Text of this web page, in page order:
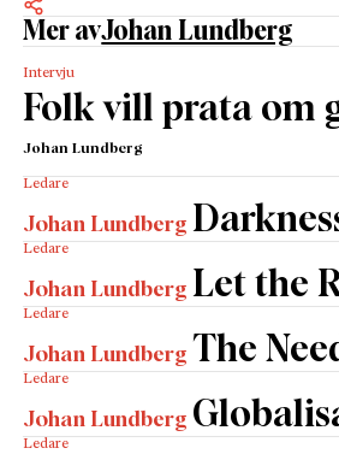
Mer avJohan Lundberg
Intervju
Folk vill prata om
Johan Lundberg
Ledare
Johan Lundberg
Ledare
Johan Lundberg Let the
Ledare
Johan Lundberg The
Ledare
Johan Lundberg
Ledare